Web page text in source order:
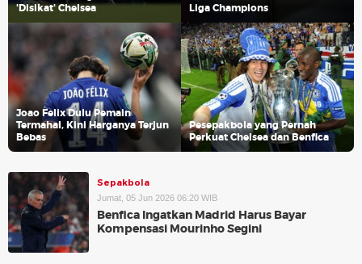
'Disikat' Chelsea
Liga Champions
Joao Felix Dulu Pemain
Termahal, Kini Harganya Terjun
Bebas
Pesepakbola yang Pernah
Perkuat Chelsea dan Benfica
Sepakbola
Jumat, 05 Jun 2026 06:20 WIB
Benfica Ingatkan Madrid Harus Bayar
Kompensasi Mourinho Segini